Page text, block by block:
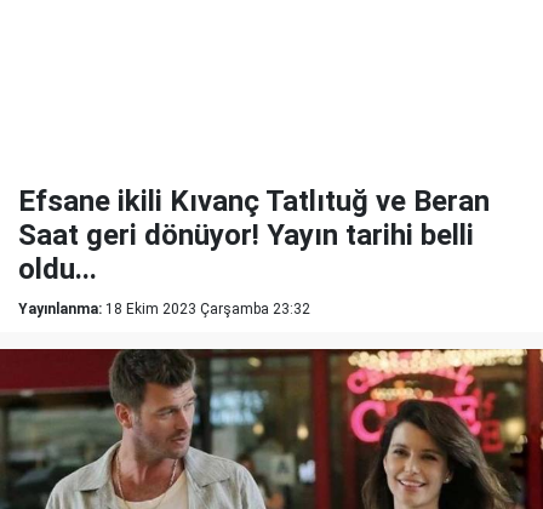
Efsane ikili Kıvanç Tatlıtuğ ve Beran
Saat geri dönüyor! Yayın tarihi belli
oldu...
Yayınlanma: 18 Ekim 2023 Çarşamba 23:32